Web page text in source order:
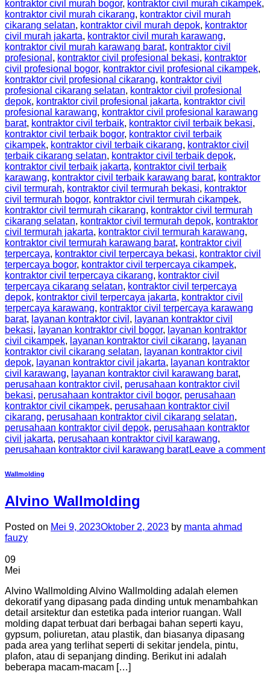
kontraktor civil murah bogor, kontraktor civil murah cikampek,
kontraktor civil murah cikarang, kontraktor civil murah
cikarang selatan, kontraktor civil murah depok, kontraktor
civil murah jakarta, kontraktor civil murah karawang,
kontraktor civil murah karawang barat, kontraktor civil
profesional , kontraktor civil profesional bekasi, kontraktor
civil profesional bogor, kontraktor civil profesional cikampek,
kontraktor civil profesional cikarang, kontraktor civil
profesional cikarang selatan, kontraktor civil profesional
depok, kontraktor civil profesional jakarta, kontraktor civil
profesional karawang, kontraktor civil profesional karawang
barat, kontraktor civil terbaik, kontraktor civil terbaik bekasi,
kontraktor civil terbaik bogor, kontraktor civil terbaik
cikampek, kontraktor civil terbaik cikarang, kontraktor civil
terbaik cikarang selatan, kontraktor civil terbaik depok,
kontraktor civil terbaik jakarta, kontraktor civil terbaik
karawang, kontraktor civil terbaik karawang barat, kontraktor
civil termurah, kontraktor civil termurah bekasi, kontraktor
civil termurah bogor, kontraktor civil termurah cikampek,
kontraktor civil termurah cikarang, kontraktor civil termurah
cikarang selatan, kontraktor civil termurah depok, kontraktor
civil termurah jakarta, kontraktor civil termurah karawang,
kontraktor civil termurah karawang barat, kontraktor civil
terpercaya, kontraktor civil terpercaya bekasi, kontraktor civil
terpercaya bogor, kontraktor civil terpercaya cikampek,
kontraktor civil terpercaya cikarang, kontraktor civil
terpercaya cikarang selatan, kontraktor civil terpercaya
depok, kontraktor civil terpercaya jakarta, kontraktor civil
terpercaya karawang, kontraktor civil terpercaya karawang
barat, layanan kontraktor civil , layanan kontraktor civil
bekasi, layanan kontraktor civil bogor, layanan kontraktor
civil cikampek, layanan kontraktor civil cikarang, layanan
kontraktor civil cikarang selatan, layanan kontraktor civil
depok, layanan kontraktor civil jakarta, layanan kontraktor
civil karawang, layanan kontraktor civil karawang barat,
perusahaan kontraktor civil , perusahaan kontraktor civil
bekasi, perusahaan kontraktor civil bogor, perusahaan
kontraktor civil cikampek, perusahaan kontraktor civil
cikarang, perusahaan kontraktor civil cikarang selatan,
perusahaan kontraktor civil depok, perusahaan kontraktor
civil jakarta, perusahaan kontraktor civil karawang,
perusahaan kontraktor civil karawang barat Leave a comment
Wallmolding
Alvino Wallmolding
Posted on Mei 9, 2023Oktober 2, 2023 by manta ahmad
fauzy
09
Mei
Alvino Wallmolding Alvino Wallmolding adalah elemen
dekoratif yang dipasang pada dinding untuk menambahkan
detail arsitektur dan estetika pada interior ruangan. Wall
molding dapat terbuat dari berbagai bahan seperti kayu,
gypsum, poliuretan, atau plastik, dan biasanya dipasang
pada area yang terlihat seperti di sekitar jendela, pintu,
plafon, atau di sepanjang dinding. Berikut ini adalah
beberapa macam-macam […]